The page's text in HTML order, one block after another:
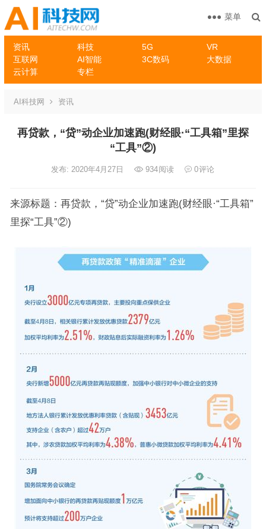
资讯 科技 5G
VR
互联网
AI智能 3C数码
大数据
云计算
专栏
菜单
AI科技网 资讯
再贷款，“贷”动企业加速跑(财经眼·“工具箱”里探
“工具”②)
发布: 2020年4月27日 934阅读 0评论
来源标题：再贷款，“贷”动企业加速跑(财经眼·“工具箱”
里探“工具”②)